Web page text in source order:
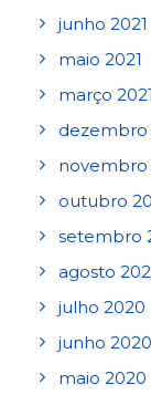
junho 2021
maio 2021
março 2021
dezembro
novembro
outubro
setembro
agosto
julho 2020
junho 2020
maio 2020